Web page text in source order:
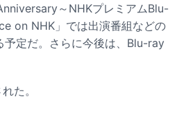
～NHKプレミアムBlu-
on NHK」では出演番組などの
予定だ。さらに今後は、Blu-ray
た。